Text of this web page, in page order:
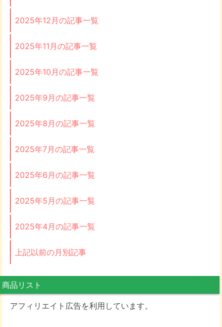
2025年12月の記事一覧
2025年11月の記事一覧
2025年10月の記事一覧
2025年9月の記事一覧
2025年8月の記事一覧
2025年7月の記事一覧
2025年6月の記事一覧
2025年5月の記事一覧
2025年4月の記事一覧
上記以前の月別記事
商品リスト
アフィリエイト広告を利用しています。